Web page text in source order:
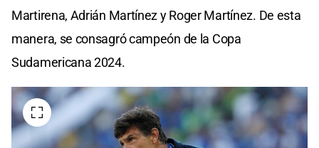
Martirena, Adrián Martínez y Roger Martínez. De esta
manera, se consagró campeón de la Copa
Sudamericana 2024.